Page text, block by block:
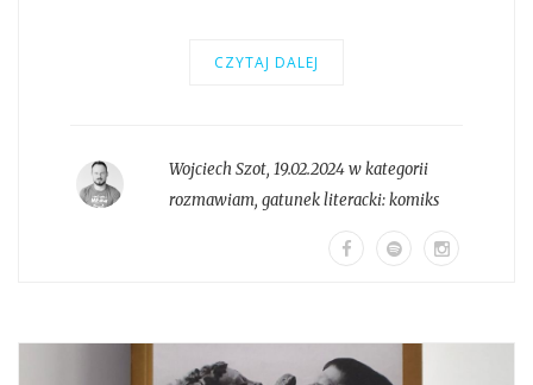
CZYTAJ DALEJ
Wojciech Szot, 19.02.2024 w kategorii
rozmawiam, gatunek literacki:komiks